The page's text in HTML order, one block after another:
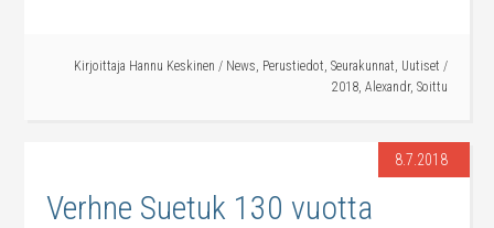
Kirjoittaja Hannu Keskinen / News, Perustiedot, Seurakunnat, Uutiset /
2018, Alexandr, Soittu
8.7.2018
Verhne Suetuk 130 vuotta